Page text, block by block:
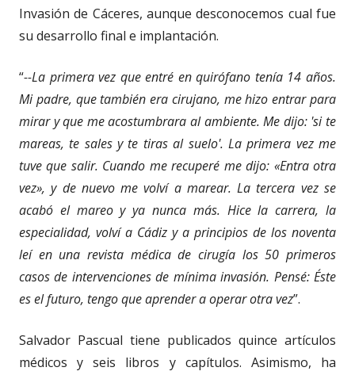
Invasión de Cáceres, aunque desconocemos cual fue
su desarrollo final e implantación.
“--La primera vez que entré en quirófano tenía 14 años.
Mi padre, que también era cirujano, me hizo entrar para
mirar y que me acostumbrara al ambiente. Me dijo: 'si te
mareas, te sales y te tiras al suelo'. La primera vez me
tuve que salir. Cuando me recuperé me dijo: «Entra otra
vez», y de nuevo me volví a marear. La tercera vez se
acabó el mareo y ya nunca más. Hice la carrera, la
especialidad, volví a Cádiz y a principios de los noventa
leí en una revista médica de cirugía los 50 primeros
casos de intervenciones de mínima invasión. Pensé: Éste
es el futuro, tengo que aprender a operar otra vez”.
Salvador Pascual tiene publicados quince artículos
médicos y seis libros y capítulos. Asimismo, ha